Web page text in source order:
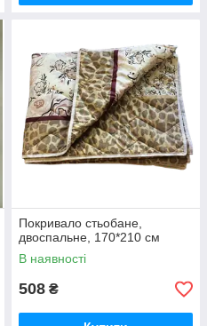
Покривало стьобане,
двоспальне, 170*210 см
В наявності
508 ₴